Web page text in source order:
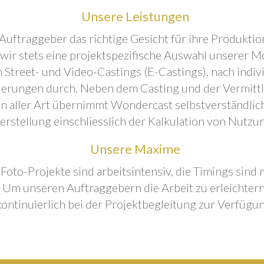
Unsere Leistungen
das richtige Gesicht für ihre
stets eine projektspezifische Auswahl unserer
Street- und Video-Castings (E-Castings), nach
durch. Neben dem Casting und der
aller Art übernimmt Wondercast
einschliesslich der Kalkulation von
Unsere Maxime
Projekte sind arbeitsintensiv, die Timings sind
Um unseren Auftraggebern die Arbeit zu
bei der Projektbegleitung zur